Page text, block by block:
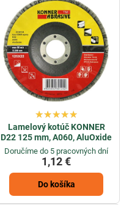
Lamelový kotúč KONNER
D22 125 mm, A060, AluOxide
Doručíme do 5 pracovných dní
1,12 €
Do košíka